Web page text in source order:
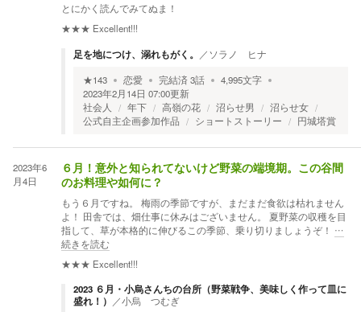
とにかく読んでみてぬま！
★★★ Excellent!!!
足を地につけ、溺れもがく。 ／ソラノ ヒナ
★143 恋愛 完結済3話 4,995文字
2023年2月14日 07:00更新
社会人
年下 高嶺の花 沼らせ男
沼らせ女
公式自主企画参加作品
ショートストーリー 円城塔賞
2023年6
月4日
６月！意外と知られてないけど野菜の端境期。この谷間
のお料理や如何に？
もう６月ですね。 梅雨の季節ですが、まだまだ食欲は枯れません
よ！ 田舎では、畑仕事に休みはございません。 夏野菜の収穫を目
指して、草が本格的に伸びるこの季節、乗り切りましょうぞ！ …
続きを読む
★★★ Excellent!!!
2023 ６月・小烏さんちの台所（野菜戦争、美味しく作って皿に
盛れ！）
／小烏 つむぎ